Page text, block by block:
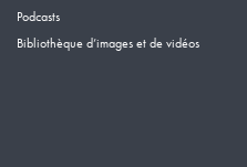
Podcasts
Bibliothèque d’images et de vidéos